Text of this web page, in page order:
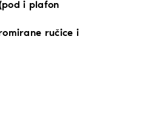
i plafon
ručice i